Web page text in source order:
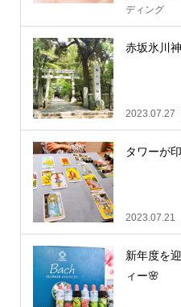
ディング
赤坂氷川神
2023.07.27
タワーが
2023.07.21
新年度を
ィー🌸